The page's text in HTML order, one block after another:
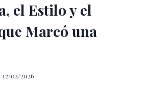
el Estilo y el
Marcó una
12/02/2026